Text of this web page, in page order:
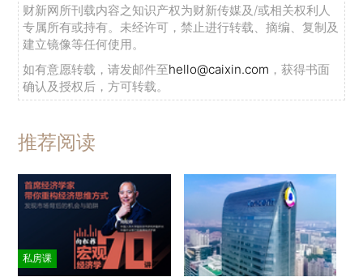
财新网所刊载内容之知识产权为财新传媒及/或相关权利人
专属所有或持有。未经许可，禁止进行转载、摘编、复制及
建立镜像等任何使用。
如有意愿转载，请发邮件至hello@caixin.com ，获得书面
确认及授权后，方可转载。
推荐阅读
私房课